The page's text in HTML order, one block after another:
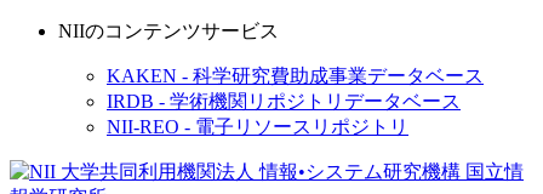
NIIのコンテンツサービス
KAKEN - 科学研究費助成事業データベース
IRDB - 学術機関リポジトリデータベース
NII-REO - 電子リソースリポジトリ